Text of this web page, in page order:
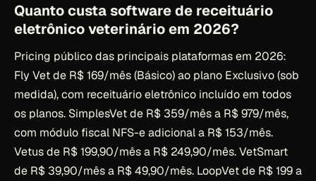
Quanto custa software de receituário
eletrônico veterinário em 2026?
Pricing público das principais plataformas em 2026:
Fly Vet de R$ 169/mês (Básico) ao plano Exclusivo (sob
medida), com receituário eletrônico incluído em todos
os planos. SimplesVet de R$ 359/mês a R$ 979/mês,
com módulo fiscal NFS-e adicional a R$ 153/mês.
Vetus de R$ 199,90/mês a R$ 249,90/mês. VetSmart
de R$ 39,90/mês a R$ 49,90/mês. LoopVet de R$ 199 a